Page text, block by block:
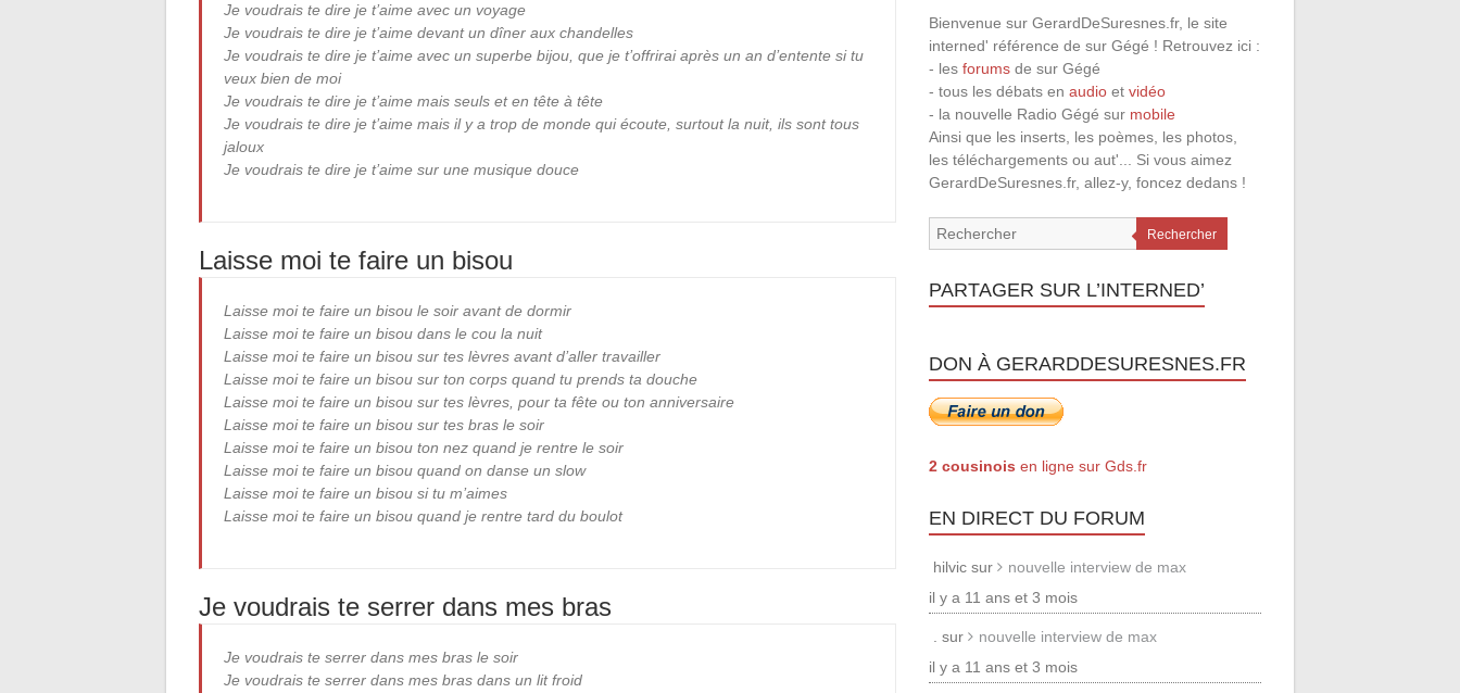
Je voudrais te dire je t’aime avec un voyage
Je voudrais te dire je t’aime devant un dîner aux chandelles
Je voudrais te dire je t’aime avec un superbe bijou, que je t’offrirai après un an d’entente si tu
veux bien de moi
Je voudrais te dire je t’aime mais seuls et en tête à tête
Je voudrais te dire je t’aime mais il y a trop de monde qui écoute, surtout la nuit, ils sont tous
jaloux
Je voudrais te dire je t’aime sur une musique douce
Laisse moi te faire un bisou
Laisse moi te faire un bisou le soir avant de dormir
Laisse moi te faire un bisou dans le cou la nuit
Laisse moi te faire un bisou sur tes lèvres avant d’aller travailler
Laisse moi te faire un bisou sur ton corps quand tu prends ta douche
Laisse moi te faire un bisou sur tes lèvres, pour ta fête ou ton anniversaire
Laisse moi te faire un bisou sur tes bras le soir
Laisse moi te faire un bisou ton nez quand je rentre le soir
Laisse moi te faire un bisou quand on danse un slow
Laisse moi te faire un bisou si tu m’aimes
Laisse moi te faire un bisou quand je rentre tard du boulot
Je voudrais te serrer dans mes bras
Je voudrais te serrer dans mes bras le soir
Je voudrais te serrer dans mes bras dans un lit froid
Bienvenue sur GerardDeSuresnes.fr, le site
interned' référence de sur Gégé ! Retrouvez ici :
- lesforums de sur Gégé
- tous les débats enaudio etvidéo
- la nouvelle Radio Gégé sur mobile
Ainsi que les inserts, les poèmes, les photos,
les téléchargements ou aut'... Si vous aimez
GerardDeSuresnes.fr, allez-y, foncez dedans !
Rechercher
PARTAGER SUR L’INTERNED’
DON À GERARDDESURESNES.FR
2 cousinois en ligne sur Gds.fr
EN DIRECT DU FORUM
hilvic sur
nouvelle interview de max
il y a 11 ans et 3 mois
. sur
nouvelle interview de max
il y a 11 ans et 3 mois